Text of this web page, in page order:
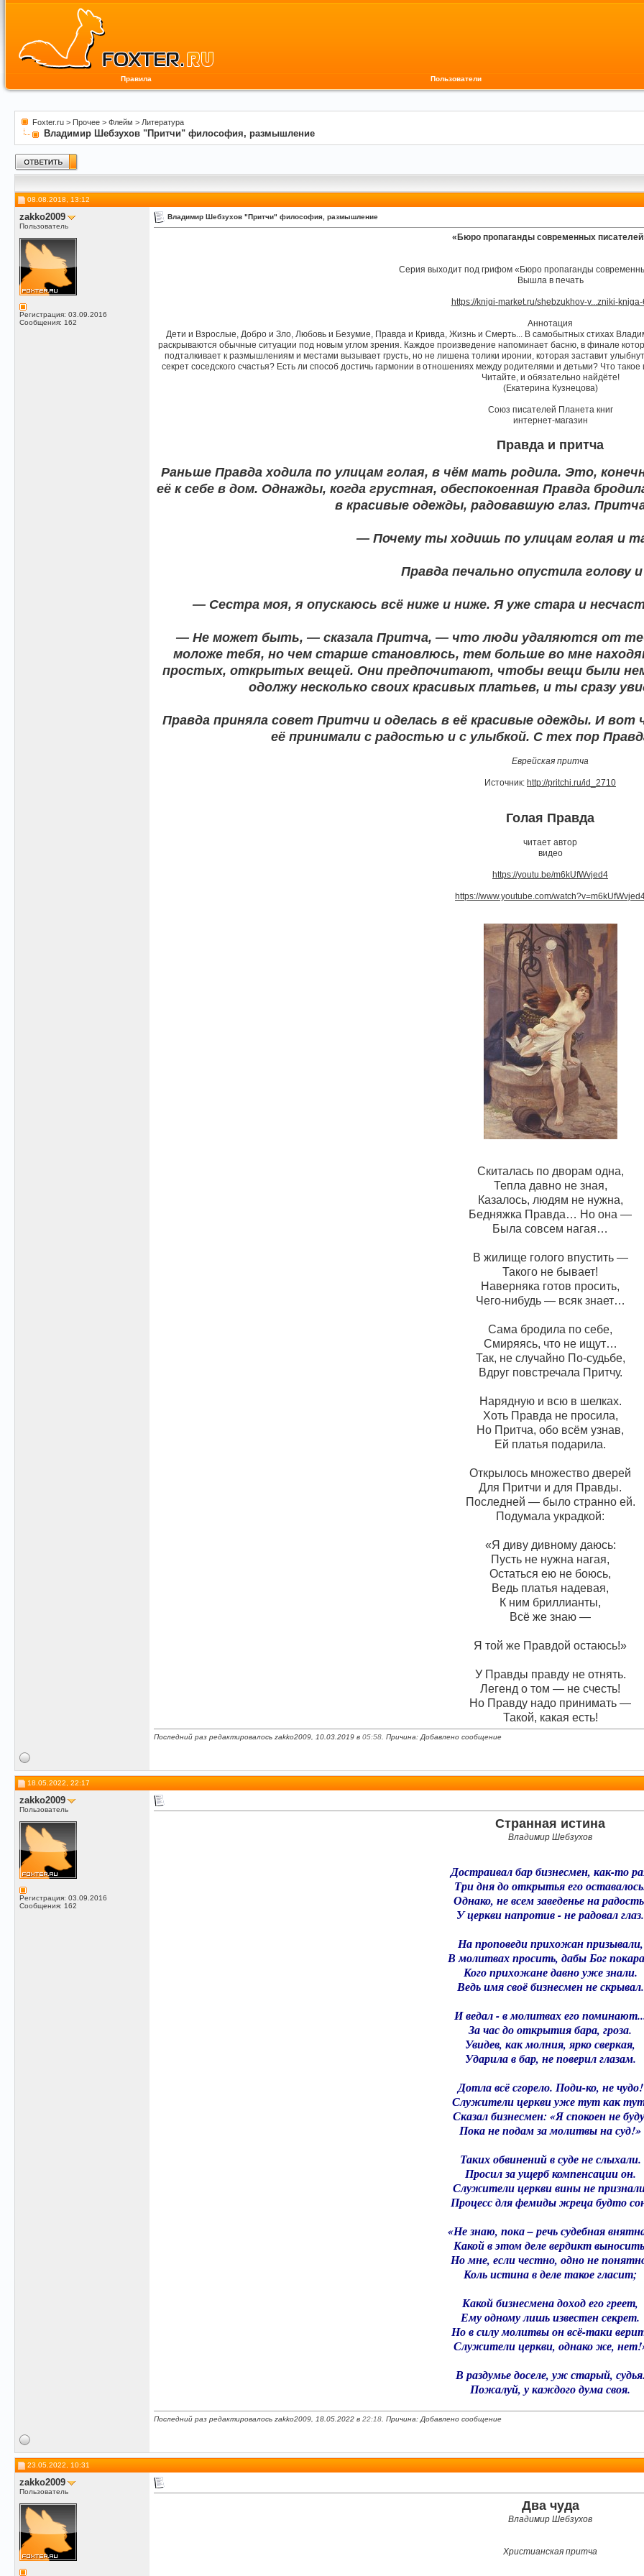
Правила Пользователи
Foxter.ru > Прочее > Флейм > Литература
Владимир Шебзухов "Притчи" философия, размышление
08.08.2018, 13:12
zakko2009
Пользователь
Регистрация: 03.09.2016
Сообщения: 162
Владимир Шебзухов "Притчи" философия, размышление
«Бюро пропаганды современных
Серия выходит под грифом «Бюро пропаганды
Вышла в печать
https://knigi-market.ru/shebzukhov-v...zniki-kniga-
Аннотация
Дети и Взрослые, Добро и Зло, Любовь и Безумие, Правда и Кривда, Жизнь и Смерть... В самобытных стихах
раскрываются обычные ситуации под новым углом зрения. Каждое произведение напоминает басню, в финале
подталкивает к размышлениям и местами вызывает грусть, но не лишена толики иронии, которая заставит
секрет соседского счастья? Есть ли способ достичь гармонии в отношениях между родителями и детьми? Что
Читайте, и обязательно найдёте!
(Екатерина Кузнецова)
Союз писателей Планета книг
интернет-магазин
Правда и притча
Раньше Правда ходила по улицам голая, в чём мать родила. Это,
её к себе в дом. Однажды, когда грустная, обеспокоенная Правда
в красивые одежды, радовавшую глаз.
— Почему ты ходишь по улицам голая и
Правда печально опустила голову и
— Сестра моя, я опускаюсь всё ниже и ниже. Я уже стара и
— Не может быть, — сказала Притча, — что люди удаляются от
моложе тебя, но чем старше становлюсь, тем больше во мне
простых, открытых вещей. Они предпочитают, чтобы вещи были
одолжу несколько своих красивых платьев, и ты сразу
Правда приняла совет Притчи и оделась в её красивые одежды. И
её принимали с радостью и с улыбкой. С тех пор
Еврейская притча
Источник: http://pritchi.ru/id_2710
Голая Правда
читает автор
видео
https://youtu.be/m6kUfWvjed4
https://www.youtube.com/
Скиталась по дворам одна,
Тепла давно не зная,
Казалось, людям не нужна,
Бедняжка Правда… Но она —
Была совсем нагая…
В жилище голого впустить —
Такого не бывает!
Наверняка готов просить,
Чего-нибудь — всяк знает…
Сама бродила по себе,
Смиряясь, что не ищут…
Так, не случайно По-судьбе,
Вдруг повстречала Притчу.
Нарядную и всю в шелках.
Хоть Правда не просила,
Но Притча, обо всём узнав,
Ей платья подарила.
Открылось множество дверей
Для Притчи и для Правды.
Последней — было странно ей.
Подумала украдкой:
«Я диву дивному даюсь:
Пусть не нужна нагая,
Остаться ею не боюсь,
Ведь платья надевая,
К ним бриллианты,
Всё же знаю —
Я той же Правдой остаюсь!»
У Правды правду не отнять.
Легенд о том — не счесть!
Но Правду надо принимать —
Такой, какая есть!
Последний раз редактировалось zakko2009, 10.03.2019 в 05:58 . Причина: Добавлено сообщение
18.05.2022, 22:17
zakko2009
Пользователь
Регистрация: 03.09.2016
Сообщения: 162
Странная истина
Владимир Шебзухов
Достраивал бар бизнесмен, как-то
Три дня до открытья его
Однако, не всем заведенье на
У церкви напротив - не радовал глаз.
На проповеди прихожан призывали,
В молитвах просить, дабы Бог
Кого прихожане давно уже знали.
Ведь имя своё бизнесмен не скрывал.
И ведал - в молитвах его
За час до открытия бара, гроза.
Увидев, как молния, ярко сверкая,
Ударила в бар, не поверил глазам.
Дотла всё сгорело. Поди-ко, не чудо!
Служители церкви уже тут как
Сказал бизнесмен: «Я спокоен не
Пока не подам за молитвы на суд!»
Таких обвинений в суде не слыхали.
Просил за ущерб компенсации он.
Служители церкви вины не
Процесс для фемиды жреца будто
«Не знаю, пока – речь судебная
Какой в этом деле вердикт
Но мне, если честно, одно не
Коль истина в деле такое гласит;
Какой бизнесмена доход его греет,
Ему одному лишь известен секрет.
Но в силу молитвы он всё-таки
Служители церкви, однако же,
В раздумье доселе, уж старый, судья.
Пожалуй, у каждого дума своя.
Последний раз редактировалось zakko2009, 18.05.2022 в 22:18 . Причина: Добавлено сообщение
23.05.2022, 10:31
zakko2009
Пользователь
Два чуда
Владимир Шебзухов
Христианская притча